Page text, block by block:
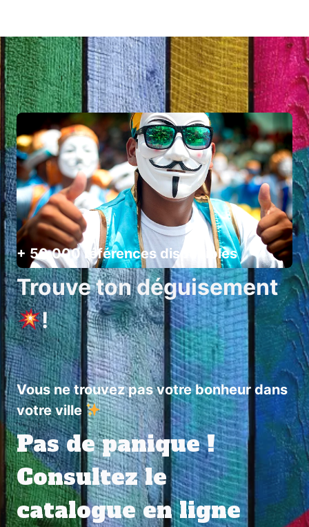
+ 50 000 références disponibles
Trouve ton déguisement
!
Vous ne trouvez pas votre bonheur dans
votre ville
Pas de panique !
Consultez le
catalogue en ligne